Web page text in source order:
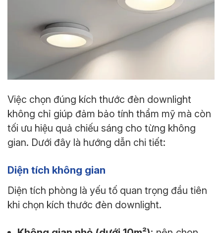
Việc chọn đúng kích thước đèn downlight
không chỉ giúp đảm bảo tính thẩm mỹ mà còn
tối ưu hiệu quả chiếu sáng cho từng không
gian. Dưới đây là hướng dẫn chi tiết:
Diện tích không gian
Diện tích phòng là yếu tố quan trọng đầu tiên
khi chọn kích thước đèn downlight.